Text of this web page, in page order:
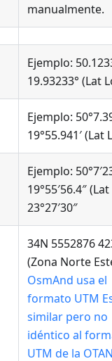
manualmente.
Ejemplo:
19.93233° (Lat
Ejemplo:
19°55.941′ (Lat
Ejemplo:
19°55′56.4″
23°27′30″
34N 5552876
(Zona Norte
OsmAnd usa el
formato UTM
similar pero no
idéntico al
UTM de la